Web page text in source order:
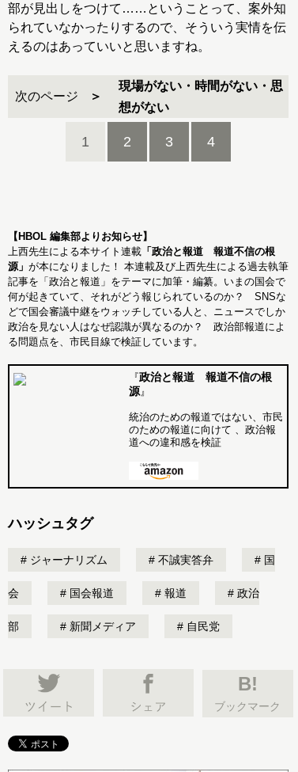
部が見出しをつけて……ということって、案外知
られていなかったりするので、そういう実情を伝
えるのはあっていいと思いますね。
次のページ
現場がない・時間がない・思
想がない
1 2 3 4
【HBOL 編集部よりお知らせ】
上西先生による本サイト連載 「政治と報道 報道不信の根
源」 が本になりました！ 本連載及び上西先生による過去執筆
記事を「政治と報道」をテーマに加筆・編纂。いまの国会で
何が起きていて、それがどう報じられているのか？ SNSな
どで国会審議中継をウォッチしている人と、ニュースでしか
政治を見ない人はなぜ認識が異なるのか？ 政治部報道によ
る問題点を、市民目線で検証しています。
『政治と報道 報道不信の根
源 』
統治のための報道ではない、市民
のための報道に向けて 、政治報
道への違和感を検証
ハッシュタグ
ジャーナリズム 不誠実答弁 国
会 国会報道 報道 政治
部 新聞メディア 自民党
B!
ブックマーク